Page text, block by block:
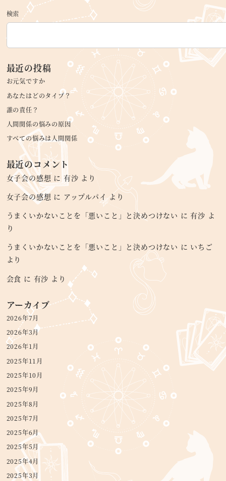
検索
最近の投稿
お元気ですか
あなたはどのタイプ？
誰の責任？
人間関係の悩みの原因
すべての悩みは人間関係
最近のコメント
女子会の感想に 有沙 より
女子会の感想 に アップルパイ より
うまくいかないことを「悪いこと」と決めつけない に有沙 よ
り
うまくいかないことを「悪いこと」と決めつけない に いちご
より
会食 に 有沙 より
アーカイブ
2026年7月
2026年3月
2026年1月
2025年11月
2025年10月
2025年9月
2025年8月
2025年7月
2025年6月
2025年5月
2025年4月
2025年3月